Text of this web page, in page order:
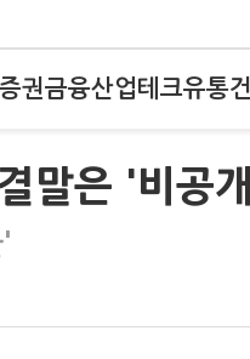
증권금융산업테크유통
말은 '비공